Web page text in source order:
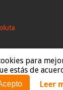
para
estás de
Leer